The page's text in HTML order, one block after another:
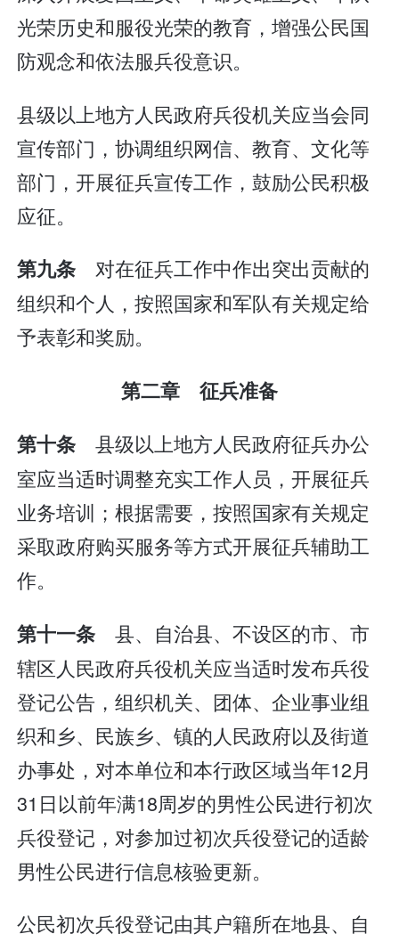
光荣历史和服役光荣的教育，增强公民国
防观念和依法服兵役意识。
县级以上地方人民政府兵役机关应当会同
宣传部门，协调组织网信、教育、文化等
部门，开展征兵宣传工作，鼓励公民积极
应征。
第九条 对在征兵工作中作出突出贡献的
组织和个人，按照国家和军队有关规定给
予表彰和奖励。
第二章 征兵准备
第十条 县级以上地方人民政府征兵办公
室应当适时调整充实工作人员，开展征兵
业务培训；根据需要，按照国家有关规定
采取政府购买服务等方式开展征兵辅助工
作。
第十一条 县、自治县、不设区的市、市
辖区人民政府兵役机关应当适时发布兵役
登记公告，组织机关、团体、企业事业组
织和乡、民族乡、镇的人民政府以及街道
办事处，对本单位和本行政区域当年12月
31日以前年满18周岁的男性公民进行初次
兵役登记，对参加过初次兵役登记的适龄
男性公民进行信息核验更新。
公民初次兵役登记由其户籍所在地县、自